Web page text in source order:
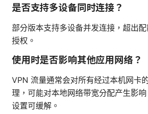
是否支持多设备同时连接？
部分版本支持多设备并发连接，超出
授权。
使用时是否影响其他应用网络？
VPN 流量通常会对所有经过本机网卡
理，可能对本地网络带宽分配产生影
设置可缓解。